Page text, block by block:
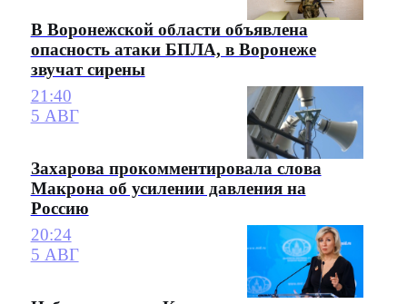
В Воронежской области объявлена
опасность атаки БПЛА, в Воронеже
звучат сирены
21:40
5 АВГ
Захарова прокомментировала слова
Макрона об усилении давления на
Россию
20:24
5 АВГ